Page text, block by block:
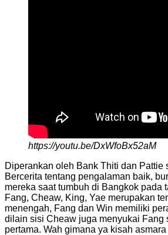
https://youtu.be/DxWfoBx52aM
Diperankan oleh Bank Thiti dan Pattie
Bercerita tentang pengalaman baik,
mereka saat tumbuh di Bangkok pada
Fang, Cheaw, King, Yae merupakan
menengah, Fang dan Win memiliki
dilain sisi Cheaw juga menyukai Fang
pertama. Wah gimana ya kisah